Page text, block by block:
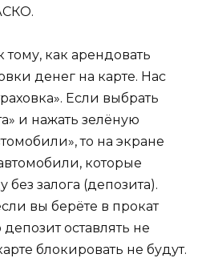
как арендовать
денег на карте. Нас
Если выбрать
и нажать зелёную
то на экране
которые
без залога (депозита).
вы берёте в прокат
депозит оставлять не
блокировать не будут.